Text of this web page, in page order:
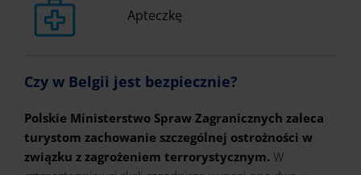
Apteczkę
Czy w Belgii jest bezpiecznie?
Polskie Ministerstwo Spraw Zagranicznych zaleca
turystom zachowanie szczególnej ostrożności w
związku z zagrożeniem terrorystycznym. W